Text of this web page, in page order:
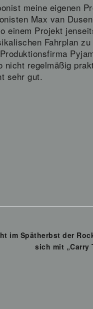
meine eigenen
Max van
Projekt
Fahrplan
regelmäßig
sehr gut.
im Spätherbst der
sich mit